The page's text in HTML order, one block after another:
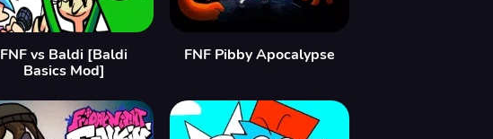
FNF vs Baldi [Baldi
Basics Mod]
FNF Pibby Apocalypse